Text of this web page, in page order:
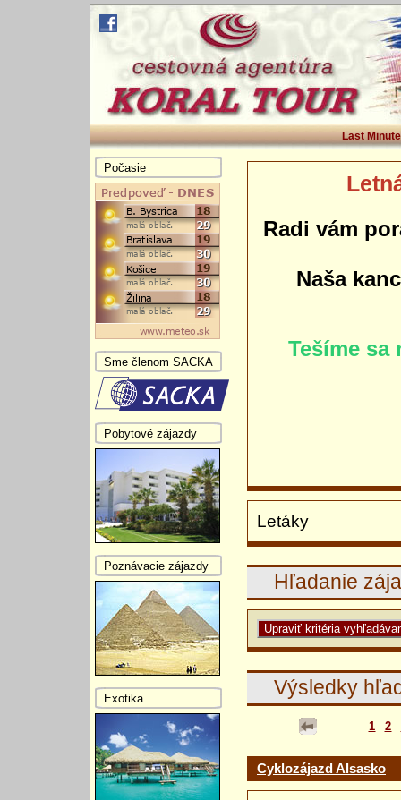
Last Minute
Radi vám
Naša
Tešíme sa
Letáky
Hľadanie
Výsledky
1 2
Cyklozájazd Alsasko
Počasie
Sme členom SACKA
Pobytové zájazdy
Poznávacie zájazdy
Exotika